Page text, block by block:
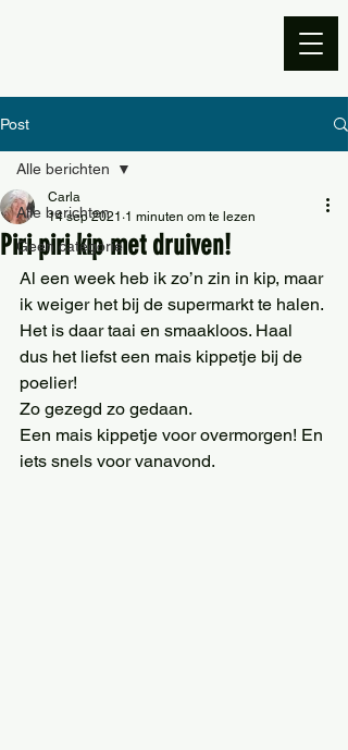
Post
Alle berichten
Geen categorie
Alle berichten
Piri piri kip met druiven!
Carla
14 sep 2021 1 minuten om te lezen
Al een week heb ik zo’n zin in kip, maar
ik weiger het bij de supermarkt te halen.
Het is daar taai en smaakloos. Haal
dus het liefst een mais kippetje bij de
poelier!
Zo gezegd zo gedaan.
Een mais kippetje voor overmorgen! En
iets snels voor vanavond.